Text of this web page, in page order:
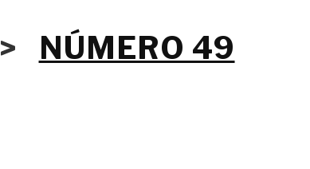
NÚMERO 49